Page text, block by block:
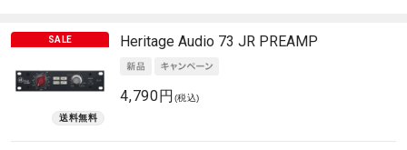
Heritage Audio 73 JR PREAMP
4,790円 (税込)